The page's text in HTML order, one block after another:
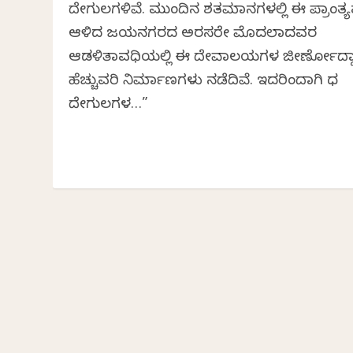
ದೇಗುಲಗಳಿವೆ. ಮುಂದಿನ ಶತಮಾನಗಳಲ್ಲಿ ಈ
ಆಳಿದ ವಿಜಯನಗರದ ಅರಸರೇ ಮೊದಲಾದವರ
ಆಡಳಿತಾವಧಿಯಲ್ಲಿ ಈ ದೇವಾಲಯಗಳ
ಹೆಚ್ಚುವರಿ ನಿರ್ಮಾಣಗಳು ನಡೆದಿವೆ. ಇದರಿಂದಾಗಿ ವಿವಿಧ
ದೇಗುಲಗಳ…”